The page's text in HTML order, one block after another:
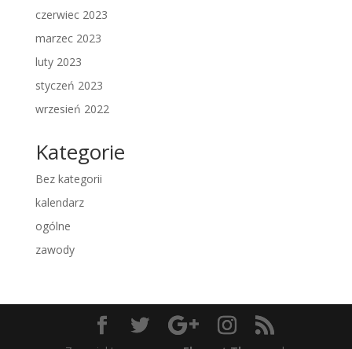
czerwiec 2023
marzec 2023
luty 2023
styczeń 2023
wrzesień 2022
Kategorie
Bez kategorii
kalendarz
ogólne
zawody